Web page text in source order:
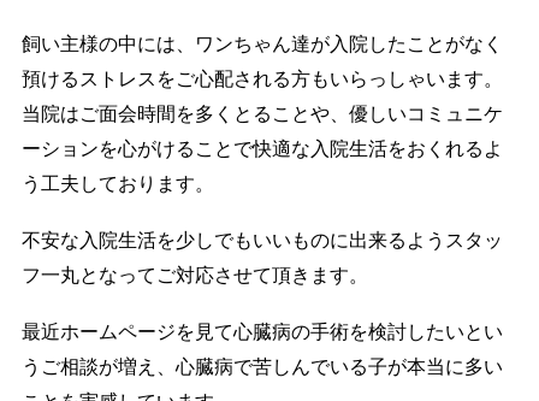
飼い主様の中には、ワンちゃん達が入院したことがなく
預けるストレスをご心配される方もいらっしゃいます。
当院はご面会時間を多くとることや、優しいコミュニケ
ーションを心がけることで快適な入院生活をおくれるよ
う工夫しております。
不安な入院生活を少しでもいいものに出来るようスタッ
フ一丸となってご対応させて頂きます。
最近ホームページを見て心臓病の手術を検討したいとい
うご相談が増え、心臓病で苦しんでいる子が本当に多い